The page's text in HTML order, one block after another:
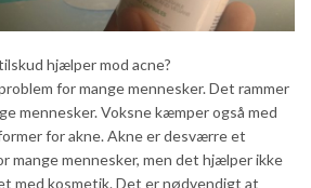
hjælper mod acne?
for mange mennesker. Det rammer
mennesker. Voksne kæmper også med
for akne. Akne er desværre et
mange mennesker, men det hjælper ikke
med kosmetik. Det er nødvendigt at